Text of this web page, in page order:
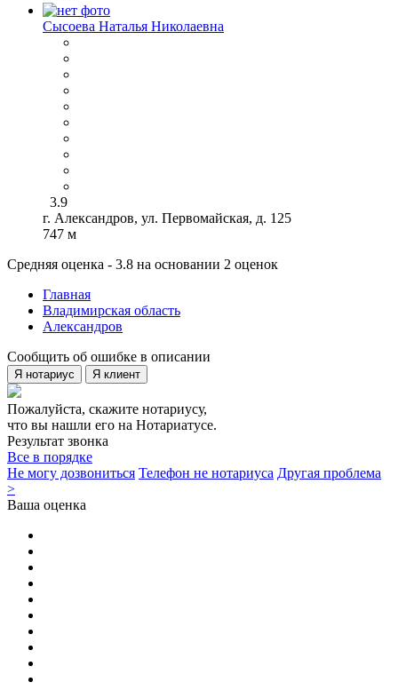
Сысоева Наталья Николаевна
3.9
г. Александров, ул. Первомайская, д. 125
747 м
Средняя оценка - 3.8 на основании 2 оценок
Главная
Владимирская область
Александров
Сообщить об ошибке в описании
Я нотариус Я клиент
Пожалуйста, скажите нотариусу,
что вы нашли его на Нотариатусе.
Результат звонка
Все в порядке
Не могу дозвониться Телефон не нотариуса Другая проблема
>
Ваша оценка